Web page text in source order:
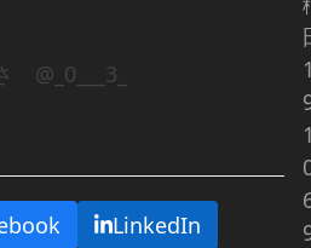
@_0___3_
LinkedIn